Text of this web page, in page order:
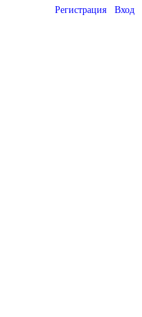
Регистрация Вход